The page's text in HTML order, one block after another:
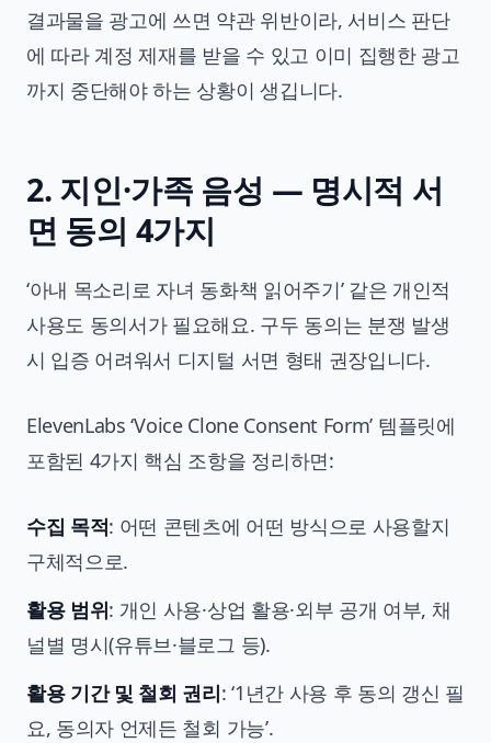
결과물을 광고에 쓰면 약관 위반이라, 서비스 판단
에 따라 계정 제재를 받을 수 있고 이미 집행한 광고
까지 중단해야 하는 상황이 생깁니다.
2. 지인·가족 음성 — 명시적 서
면 동의 4가지
‘아내 목소리로 자녀 동화책 읽어주기’ 같은 개인적
사용도 동의서가 필요해요. 구두 동의는 분쟁 발생
시 입증 어려워서 디지털 서면 형태 권장입니다.
ElevenLabs ‘Voice Clone Consent Form’ 템플릿에
포함된 4가지 핵심 조항을 정리하면:
수집 목적: 어떤 콘텐츠에 어떤 방식으로 사용할지
구체적으로.
활용 범위: 개인 사용·상업 활용·외부 공개 여부, 채
널별 명시(유튜브·블로그 등).
활용 기간 및 철회 권리: ‘1년간 사용 후 동의 갱신 필
요, 동의자 언제든 철회 가능’.